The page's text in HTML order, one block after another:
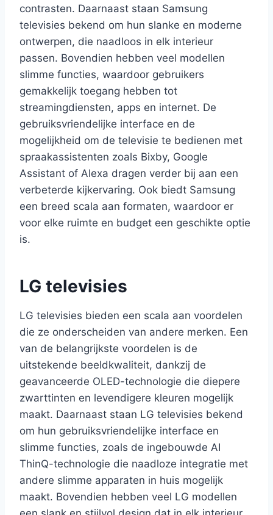
contrasten. Daarnaast staan Samsung
televisies bekend om hun slanke en moderne
ontwerpen, die naadloos in elk interieur
passen. Bovendien hebben veel modellen
slimme functies, waardoor gebruikers
gemakkelijk toegang hebben tot
streamingdiensten, apps en internet. De
gebruiksvriendelijke interface en de
mogelijkheid om de televisie te bedienen met
spraakassistenten zoals Bixby, Google
Assistant of Alexa dragen verder bij aan een
verbeterde kijkervaring. Ook biedt Samsung
een breed scala aan formaten, waardoor er
voor elke ruimte en budget een geschikte optie
is.
LG televisies
LG televisies bieden een scala aan voordelen
die ze onderscheiden van andere merken. Een
van de belangrijkste voordelen is de
uitstekende beeldkwaliteit, dankzij de
geavanceerde OLED-technologie die diepere
zwarttinten en levendigere kleuren mogelijk
maakt. Daarnaast staan LG televisies bekend
om hun gebruiksvriendelijke interface en
slimme functies, zoals de ingebouwde AI
ThinQ-technologie die naadloze integratie met
andere slimme apparaten in huis mogelijk
maakt. Bovendien hebben veel LG modellen